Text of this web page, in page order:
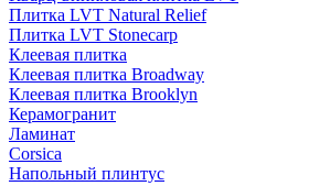
Плитка LVT Natural Relief
Плитка LVT Stonecarp
Клеевая плитка
Клеевая плитка Broadway
Клеевая плитка Brooklyn
Керамогранит
Ламинат
Corsica
Напольный плинтус